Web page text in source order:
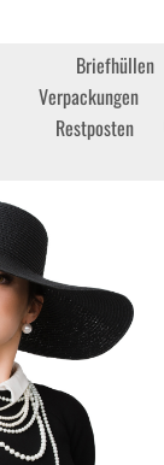
Briefhüllen
Verpackungen
Restposten